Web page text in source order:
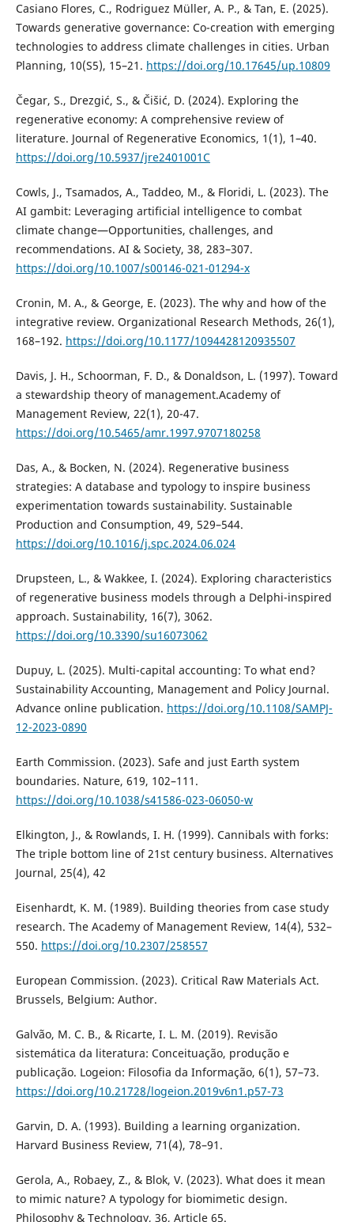
Casiano Flores, C., Rodriguez Müller, A. P., & Tan, E. (2025).
Towards generative governance: Co-creation with emerging
technologies to address climate challenges in cities. Urban
Planning, 10(S5), 15–21. https://doi.org/10.17645/up.10809
Čegar, S., Drezgić, S., & Čišić, D. (2024). Exploring the
regenerative economy: A comprehensive review of
literature. Journal of Regenerative Economics, 1(1), 1–40.
https://doi.org/10.5937/jre2401001C
Cowls, J., Tsamados, A., Taddeo, M., & Floridi, L. (2023). The
AI gambit: Leveraging artificial intelligence to combat
climate change—Opportunities, challenges, and
recommendations. AI & Society, 38, 283–307.
https://doi.org/10.1007/s00146-021-01294-x
Cronin, M. A., & George, E. (2023). The why and how of the
integrative review. Organizational Research Methods, 26(1),
168–192. https://doi.org/10.1177/1094428120935507
Davis, J. H., Schoorman, F. D., & Donaldson, L. (1997). Toward
a stewardship theory of management.Academy of
Management Review, 22(1), 20-47.
https://doi.org/10.5465/amr.1997.9707180258
Das, A., & Bocken, N. (2024). Regenerative business
strategies: A database and typology to inspire business
experimentation towards sustainability. Sustainable
Production and Consumption, 49, 529–544.
https://doi.org/10.1016/j.spc.2024.06.024
Drupsteen, L., & Wakkee, I. (2024). Exploring characteristics
of regenerative business models through a Delphi-inspired
approach. Sustainability, 16(7), 3062.
https://doi.org/10.3390/su16073062
Dupuy, L. (2025). Multi-capital accounting: To what end?
Sustainability Accounting, Management and Policy Journal.
Advance online publication. https://doi.org/10.1108/SAMPJ-
12-2023-0890
Earth Commission. (2023). Safe and just Earth system
boundaries. Nature, 619, 102–111.
https://doi.org/10.1038/s41586-023-06050-w
Elkington, J., & Rowlands, I. H. (1999). Cannibals with forks:
The triple bottom line of 21st century business. Alternatives
Journal, 25(4), 42
Eisenhardt, K. M. (1989). Building theories from case study
research. The Academy of Management Review, 14(4), 532–
550. https://doi.org/10.2307/258557
European Commission. (2023). Critical Raw Materials Act.
Brussels, Belgium: Author.
Galvão, M. C. B., & Ricarte, I. L. M. (2019). Revisão
sistemática da literatura: Conceituação, produção e
publicação. Logeion: Filosofia da Informação, 6(1), 57–73.
https://doi.org/10.21728/logeion.2019v6n1.p57-73
Garvin, D. A. (1993). Building a learning organization.
Harvard Business Review, 71(4), 78–91.
Gerola, A., Robaey, Z., & Blok, V. (2023). What does it mean
to mimic nature? A typology for biomimetic design.
Philosophy & Technology, 36, Article 65.